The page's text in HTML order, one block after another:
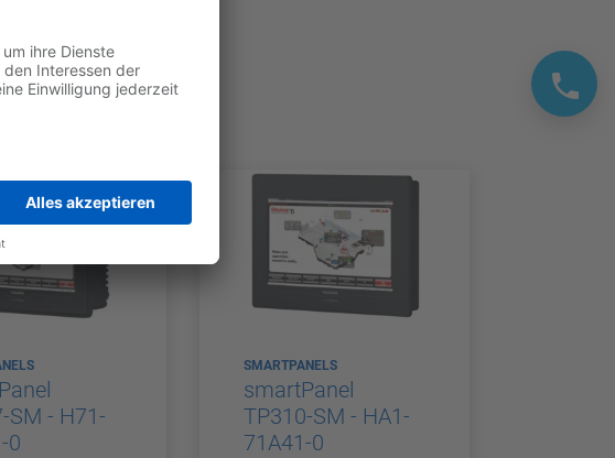
SM - H71-
0
SMARTPANELS
smartPanel
TP310-SM - HA1-
71A41-0